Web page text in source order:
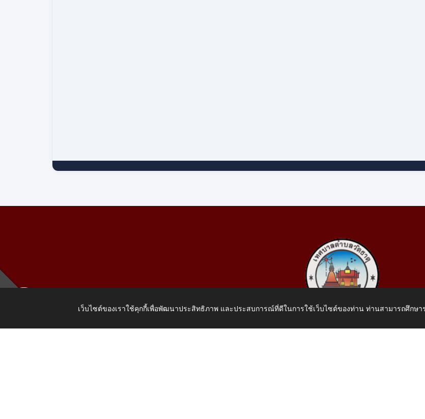
เว็บไซต์ของเราใช้คุกกี้เพื่อพัฒนาประสิทธิภาพ และประสบการณ์ที่ดีในการใช้เว็บไซต์ของท่าน ท่านสามารถศึกษา